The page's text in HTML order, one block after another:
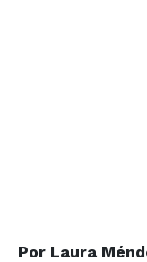
Por Laura